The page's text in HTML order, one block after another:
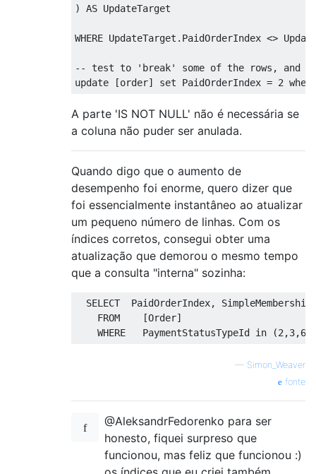
)
AS UpdateTarget
WHERE UpdateTarget . PaidOrderIndex <>
-- test to 'break' some of the rows, and
update
[order] set PaidOrderIndex = 2
A parte 'IS NOT NULL' não é necessária se
a coluna não puder ser anulada.
Quando digo que o aumento de
desempenho foi enorme, quero dizer que
foi essencialmente instantâneo ao atualizar
um pequeno número de linhas. Com os
índices corretos, consegui obter uma
atualização que demorou o mesmo tempo
que a consulta "interna" sozinha:
SELECT
  PaidOrderIndex
,
FROM
[Order]
WHERE
   PaymentStatusTypeId
in (2 ,3,6
— Simon_Weaver
fonte
@AleksandrFedorenko para ser
honesto, fiquei surpreso que
funcionou, mas feliz que funcionou :)